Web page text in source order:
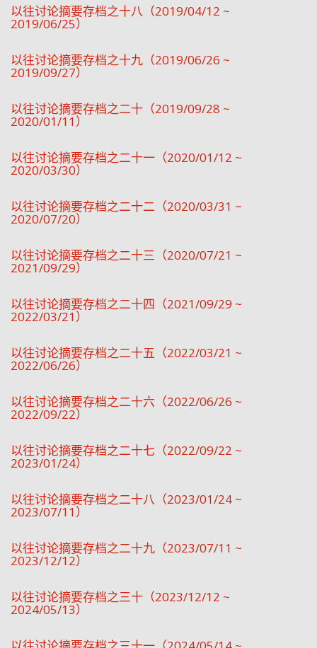
以往讨论摘要存档之十八（2019/04/12 ~
2019/06/25）
以往讨论摘要存档之十九（2019/06/26 ~
2019/09/27）
以往讨论摘要存档之二十（2019/09/28 ~
2020/01/11）
以往讨论摘要存档之二十一（2020/01/12 ~
2020/03/30）
以往讨论摘要存档之二十二（2020/03/31 ~
2020/07/20）
以往讨论摘要存档之二十三（2020/07/21 ~
2021/09/29）
以往讨论摘要存档之二十四（2021/09/29 ~
2022/03/21）
以往讨论摘要存档之二十五（2022/03/21 ~
2022/06/26）
以往讨论摘要存档之二十六（2022/06/26 ~
2022/09/22）
以往讨论摘要存档之二十七（2022/09/22 ~
2023/01/24）
以往讨论摘要存档之二十八（2023/01/24 ~
2023/07/11）
以往讨论摘要存档之二十九（2023/07/11 ~
2023/12/12）
以往讨论摘要存档之三十（2023/12/12 ~
2024/05/13）